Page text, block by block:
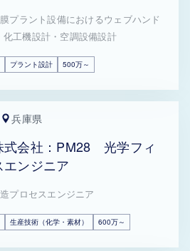
プラント設備におけるウェブハンド
工機設計・空調設備設計
プラント設計 500万～
兵庫県
式会社：PM28 光学フィ
ンジニア
プロセスエンジニア
生産技術（化学・素材） 600万～